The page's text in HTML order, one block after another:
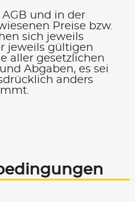
und in der
Preise bzw.
sich jeweils
jeweils gültigen
aller gesetzlichen
Abgaben, es sei
anders